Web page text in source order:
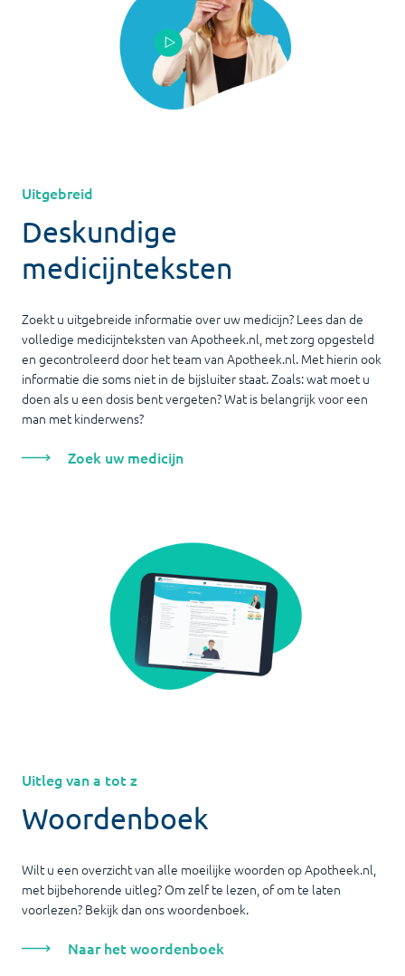
Uitgebreid
Deskundige
medicijnteksten
Zoekt u uitgebreide informatie over uw medicijn? Lees dan de
volledige medicijnteksten van Apotheek.nl, met zorg opgesteld
en gecontroleerd door het team van Apotheek.nl. Met hierin ook
informatie die soms niet in de bijsluiter staat. Zoals: wat moet u
doen als u een dosis bent vergeten? Wat is belangrijk voor een
man met kinderwens?
Zoek uw medicijn
Uitleg van a tot z
Woordenboek
Wilt u een overzicht van alle moeilijke woorden op Apotheek.nl,
met bijbehorende uitleg? Om zelf te lezen, of om te laten
voorlezen? Bekijk dan ons woordenboek.
Naar het woordenboek